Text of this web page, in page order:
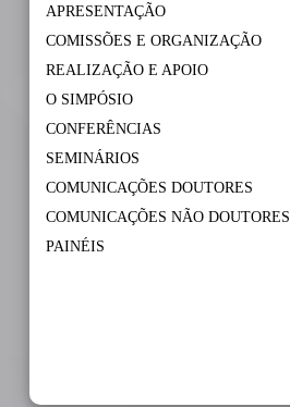
APRESENTAÇÃO
COMISSÕES E ORGANIZAÇÃO
REALIZAÇÃO E APOIO
O SIMPÓSIO
CONFERÊNCIAS
SEMINÁRIOS
COMUNICAÇÕES DOUTORES
COMUNICAÇÕES NÃO DOUTORES
PAINÉIS